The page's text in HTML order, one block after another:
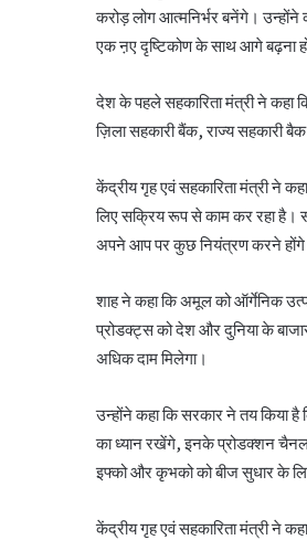
करोड़ लोग आत्मनिर्भर बनेंगे।
एक ऩए दृष्टिकोण के साथ आगे बढ़ना
देश के पहले सहकारिता मंत्री ने कहा
ज़िला सहकारी बैंक, राज्य सहकारी
केंद्रीय गृह एवं सहकारिता मंत्री ने
लिए सक्रिय रूप से काम कर रहा है।
अपने आप पर कुछ नियंत्रण करने होंगे
शाह ने कहा कि अमूल को ऑर्गेनिक
प्रोडक्ट्स को देश और दुनिया के
अधिक दाम मिलेगा।
उन्होंने कहा कि सरकार ने तय किया
का ध्यान रखेंगे, इनके प्रोडक्शन चैनल
इफ्को और कृभको को बीज सुधार के
केंद्रीय गृह एवं सहकारिता मंत्री ने